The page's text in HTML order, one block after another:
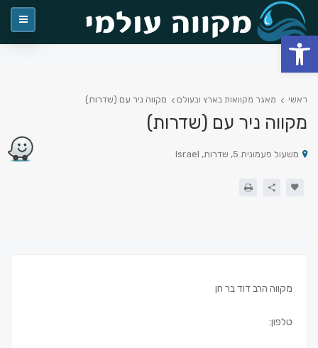
ראשי מאגר מקוואות בארץ ובעולם מקווה ניר עם (שדרות)
מקווה ניר עם (שדרות)
משעול פעמונית 5, שדרות, Israel
מקווה הרב דוד בר חן
טלפון:
פתח סרגל נגישות